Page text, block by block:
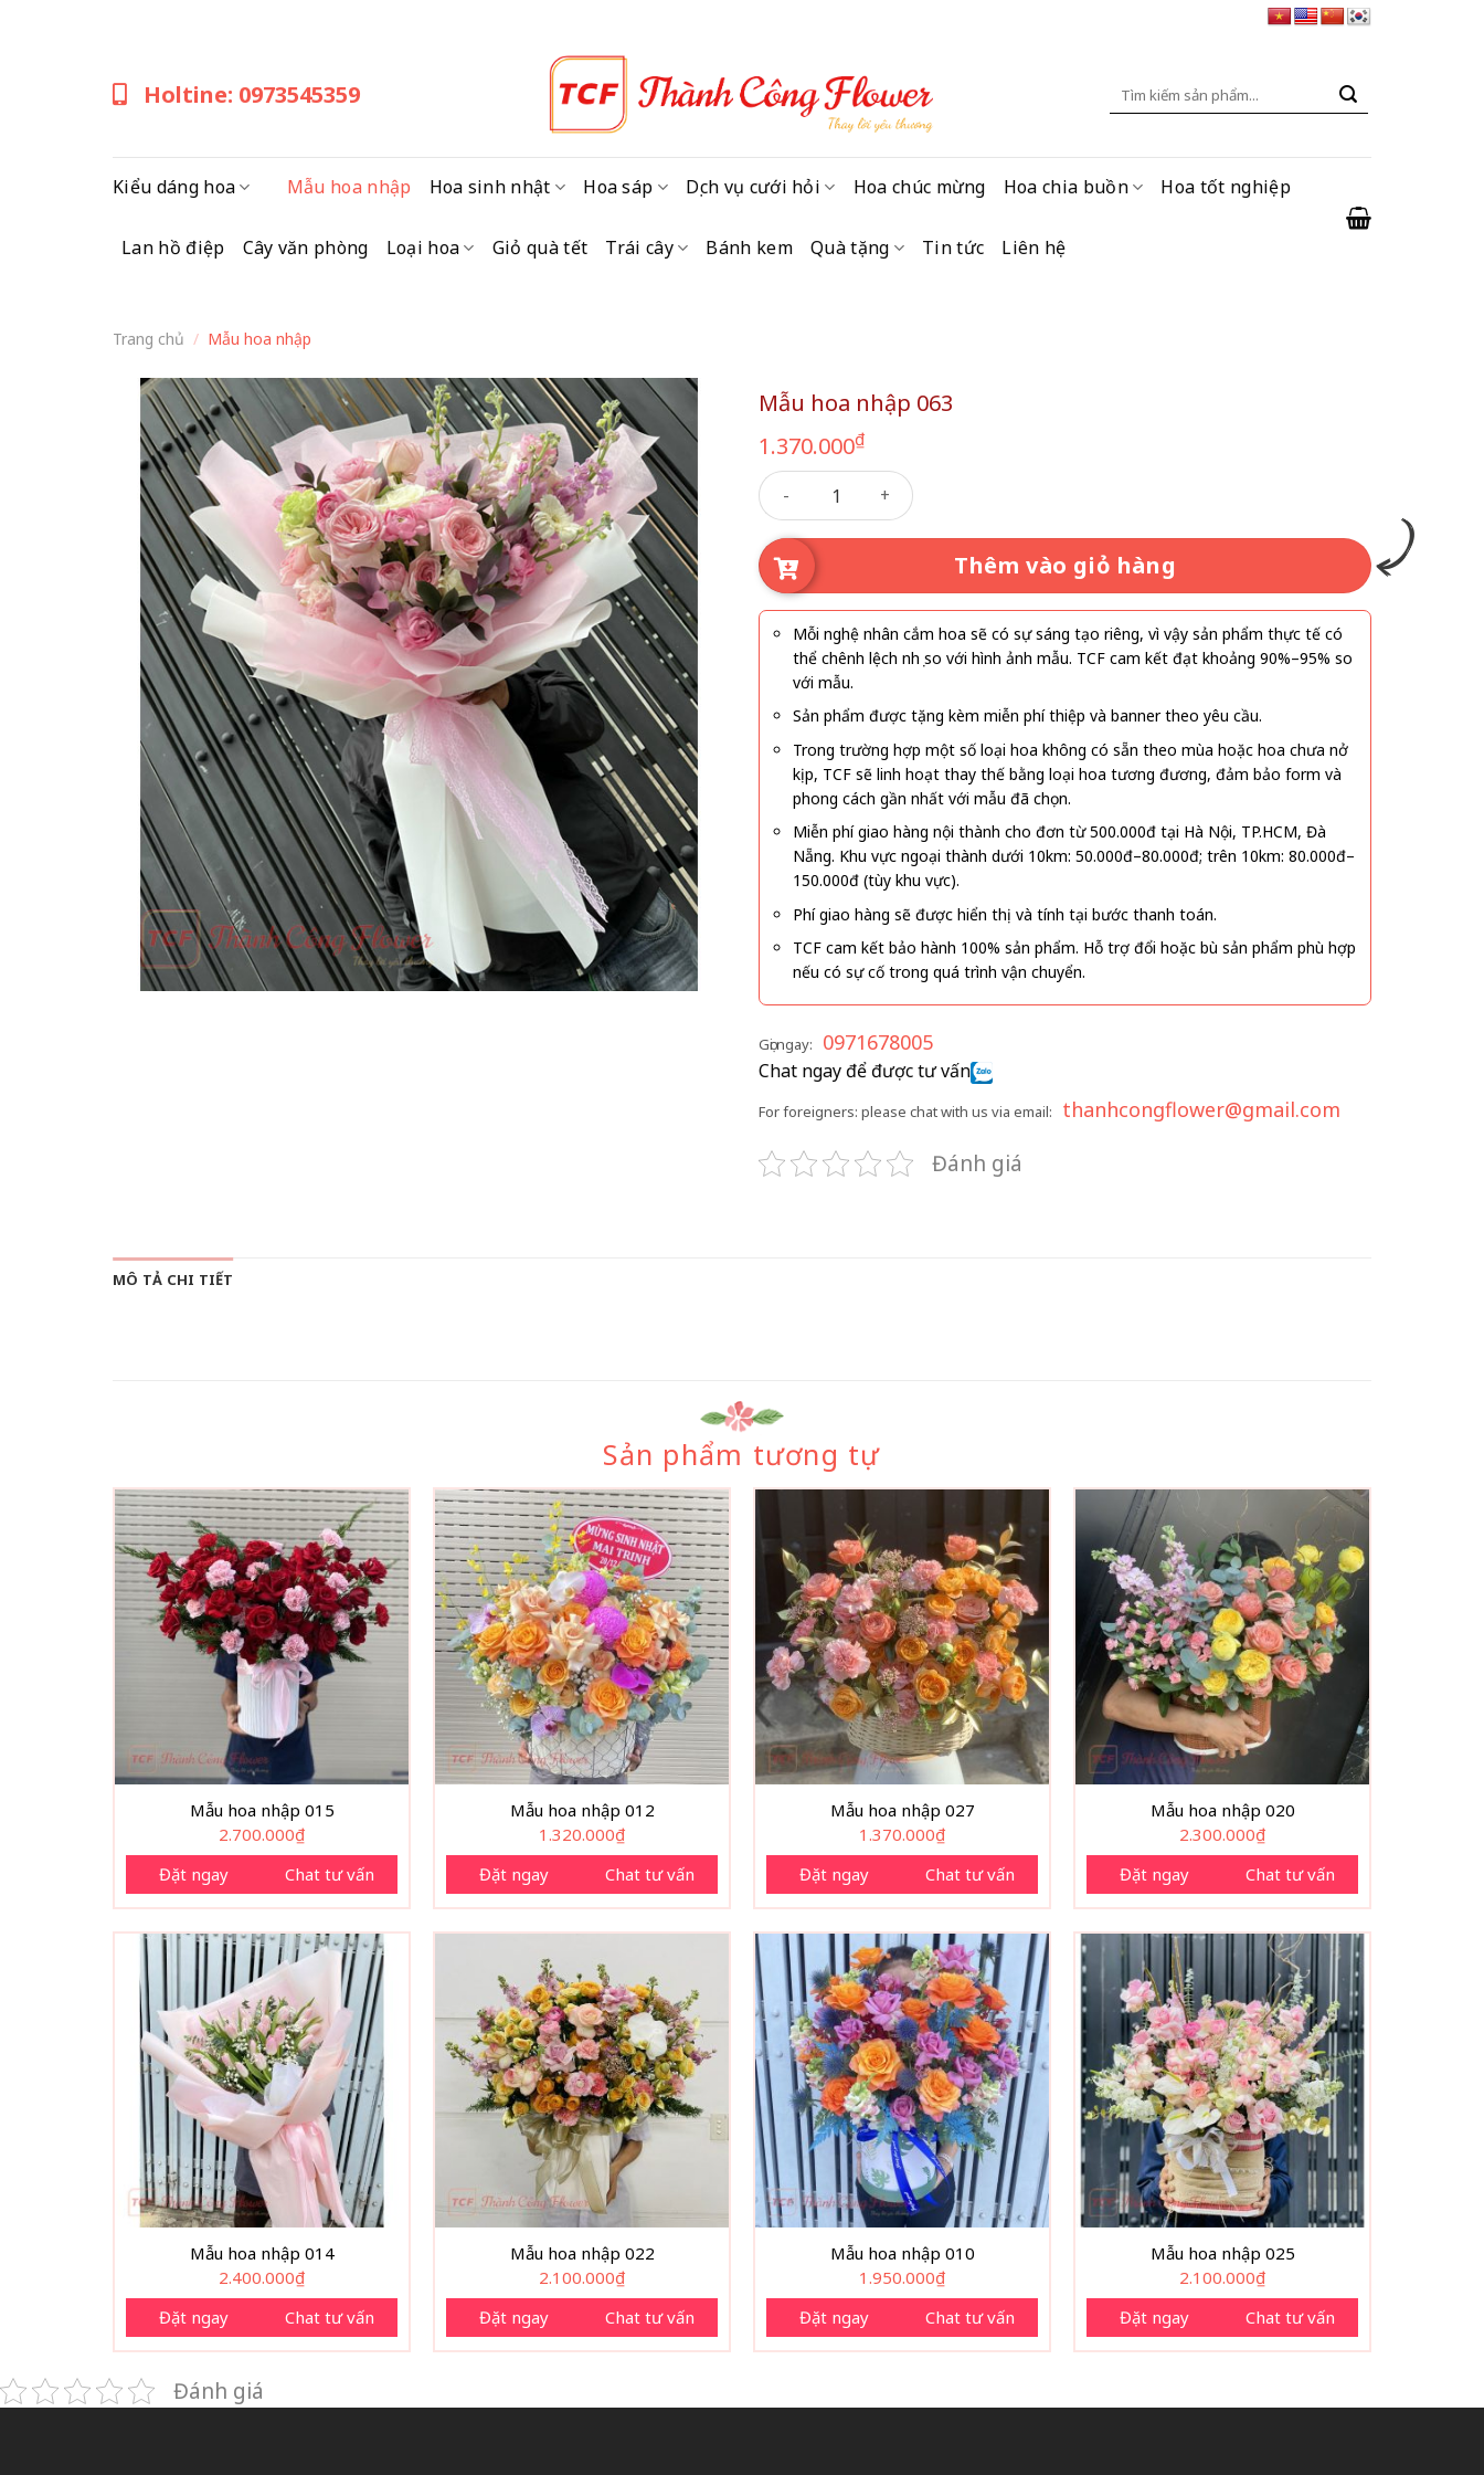
Holtine: 0973545359
Tìm
Kiểu dáng hoa Mẫu hoa nhập Hoa sinh nhật Hoa sáp Dịch vụ cưới hỏi Hoa chúc mừng Hoa chia buồn Hoa tốt nghiệp
Lan hồ điệp Cây văn phòng Loại hoa Giỏ quà tết Trái cây Bánh kem Quà tặng Tin tức Liên hệ
Trang chủ / Mẫu hoa nhập
Mẫu hoa nhập 063
1.370.000₫
Mẫu hoa nhập 063 số lượng
Thêm vào giỏ hàng
Mỗi nghệ nhân cắm hoa sẽ có sự sáng tạo riêng, vì vậy sản phẩm thực tế có
thể chênh lệch nhẹ so với hình ảnh mẫu. TCF cam kết đạt khoảng 90%–95% so
với mẫu.
Sản phẩm được tặng kèm miễn phí thiệp và banner theo yêu cầu.
Trong trường hợp một số loại hoa không có sẵn theo mùa hoặc hoa chưa nở
kịp, TCF sẽ linh hoạt thay thế bằng loại hoa tương đương, đảm bảo form và
phong cách gần nhất với mẫu đã chọn.
Miễn phí giao hàng nội thành cho đơn từ 500.000đ tại Hà Nội, TP.HCM, Đà
Nẵng. Khu vực ngoại thành dưới 10km: 50.000đ–80.000đ; trên 10km: 80.000đ–
150.000đ (tùy khu vực).
Phí giao hàng sẽ được hiển thị và tính tại bước thanh toán.
TCF cam kết bảo hành 100% sản phẩm. Hỗ trợ đổi hoặc bù sản phẩm phù hợp
nếu có sự cố trong quá trình vận chuyển.
Gọi ngay: 0971678005
Chat ngay để được tư vấn
For foreigners: please chat with us via email: thanhcongflower@gmail.com
Đánh giá
MÔ TẢ CHI TIẾT
Sản phẩm tương tự
Mẫu hoa nhập 015
2.700.000₫
Đặt ngay
Chat tư vấn
Mẫu hoa nhập 012
1.320.000₫
Đặt ngay
Chat tư vấn
Mẫu hoa nhập 027
1.370.000₫
Đặt ngay
Chat tư vấn
Mẫu hoa nhập 020
2.300.000₫
Đặt ngay
Chat tư vấn
Mẫu hoa nhập 014
2.400.000₫
Đặt ngay
Chat tư vấn
Mẫu hoa nhập 022
2.100.000₫
Đặt ngay
Chat tư vấn
Mẫu hoa nhập 010
1.950.000₫
Đặt ngay
Chat tư vấn
Mẫu hoa nhập 025
2.100.000₫
Đặt ngay
Chat tư vấn
Đánh giá